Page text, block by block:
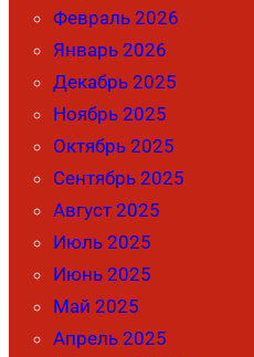
Февраль 2026
Январь 2026
Декабрь 2025
Ноябрь 2025
Октябрь 2025
Сентябрь 2025
Август 2025
Июль 2025
Июнь 2025
Май 2025
Апрель 2025